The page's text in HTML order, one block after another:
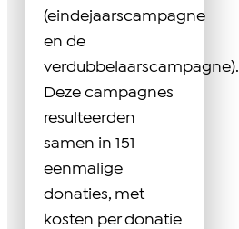
(eindejaarscampagne
en de
verdubbelaarscampagne).
Deze campagnes
resulteerden
samen in 151
eenmalige
donaties, met
kosten per donatie